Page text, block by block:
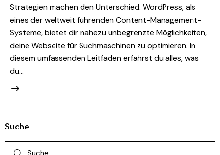
Strategien machen den Unterschied. WordPress, als
eines der weltweit führenden Content-Management-
Systeme, bietet dir nahezu unbegrenzte Möglichkeiten,
deine Webseite für Suchmaschinen zu optimieren. In
diesem umfassenden Leitfaden erfährst du alles, was
du…
Suche